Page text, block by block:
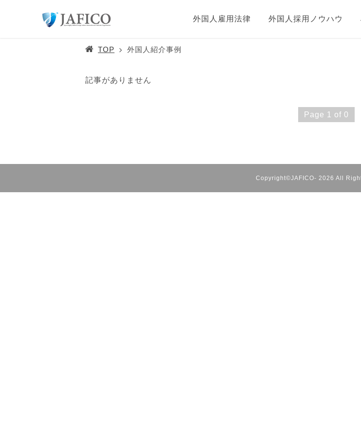
外国人雇用法律 外国人採用ノウハウ
TOP 外国人紹介事例
記事がありません
Page 1 of 0
Copyright©JAFICO- 2026 All